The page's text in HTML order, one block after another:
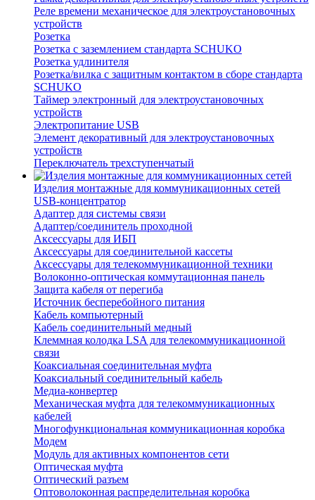
Реле времени механическое для электроустановочных
устройств
Розетка
Розетка с заземлением стандарта SCHUKO
Розетка удлинителя
Розетка/вилка с защитным контактом в сборе стандарта
SCHUKO
Таймер электронный для электроустановочных
устройств
Электропитание USB
Элемент декоративный для электроустановочных
устройств
Переключатель трехступенчатый
Изделия монтажные для коммуникационных сетей
USB-концентратор
Адаптер для системы связи
Адаптер/соединитель проходной
Аксессуары для ИБП
Аксессуары для соединительной кассеты
Аксессуары для телекоммуникационной техники
Волоконно-оптическая коммутационная панель
Защита кабеля от перегиба
Источник бесперебойного питания
Кабель компьютерный
Кабель соединительный медный
Клеммная колодка LSA для телекоммуникационной
связи
Коаксиальная соединительная муфта
Коаксиальный соединительный кабель
Медиа-конвертер
Механическая муфта для телекоммуникационных
кабелей
Многофункциональная коммуникационная коробка
Модем
Модуль для активных компонентов сети
Оптическая муфта
Оптический разъем
Оптоволоконная распределительная коробка